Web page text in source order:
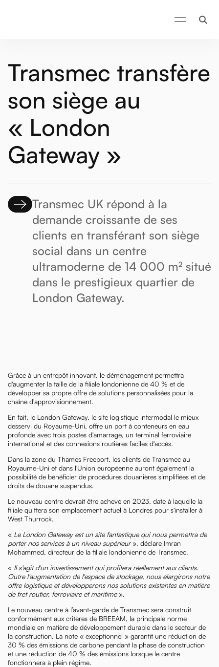
Transmec transfère
son siège au
« London
Gateway »
Transmec UK répond à la
demande croissante de ses
clients en transférant son siège
social dans un centre
ultramoderne de 14 000 m² situé
dans le prestigieux quartier de
London Gateway.
Grâce à un entrepôt innovant, le déménagement permettra
d'augmenter la taille de la filiale londonienne de 40 % et de
développer sa propre offre de solutions personnalisées pour la
chaîne d'approvisionnement.
En fait, le London Gateway, le site logistique intermodal le mieux
desservi du Royaume-Uni, offre un port à conteneurs en eau
profonde avec trois postes d'amarrage, un terminal ferroviaire
international et des connexions routières faciles d'accès.
Dans la zone du Thames Freeport, les clients de Transmec au
Royaume-Uni et dans l'Union européenne auront également la
possibilité de bénéficier de procédures douanières simplifiées et de
droits de douane suspendus.
Le nouveau centre devrait être achevé en 2023, date à laquelle la
filiale quittera son emplacement actuel à Londres pour s'installer à
West Thurrock.
« Le London Gateway est un site fantastique qui nous permettra de
porter nos services à un niveau supérieur», déclare Imran
Mohammed, directeur de la filiale londonienne de Transmec.
« Il s'agit d'un investissement qui profitera réellement aux clients.
Outre l'augmentation de l'espace de stockage, nous élargirons notre
offre logistique et développerons nos solutions existantes en matière
de fret routier, ferroviaire et maritime».
Le nouveau centre à l’avant-garde de Transmec sera construit
conformément aux critères de BREEAM, la principale norme
mondiale en matière de développement durable dans le secteur de
la construction. La note « exceptionnel » garantit une réduction de
30 % des émissions de carbone pendant la phase de construction
et une réduction de 40 % des émissions lorsque le centre
fonctionnera à plein régime.